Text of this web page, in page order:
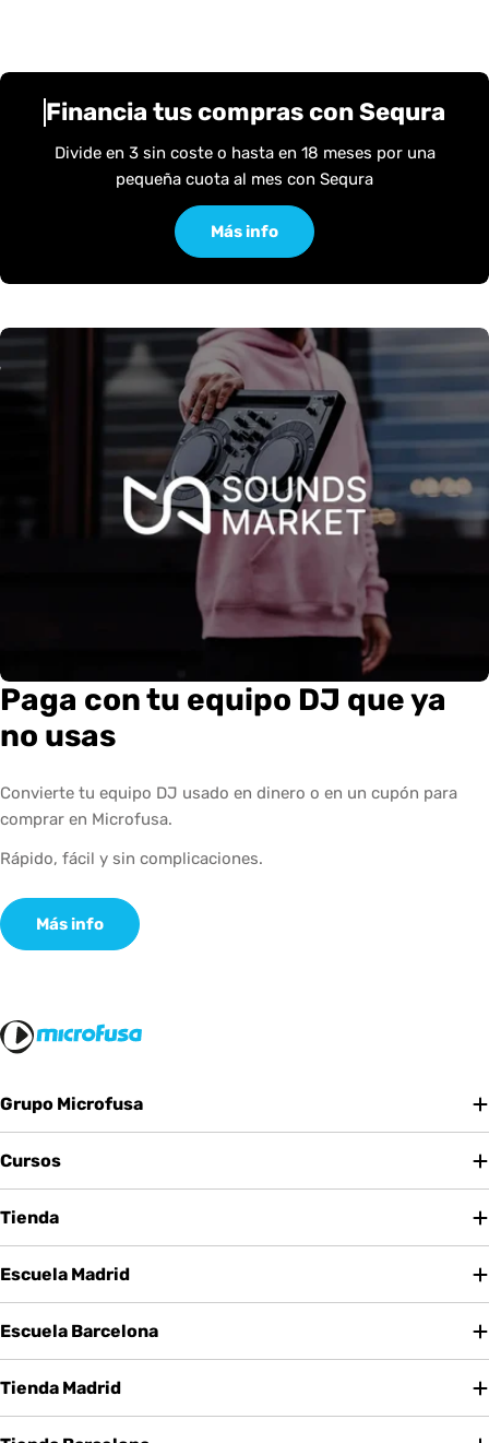
Financia tus compras con Sequra
Divide en 3 sin coste o hasta en 18 meses por una
pequeña cuota al mes con Sequra
Más info
Paga con tu equipo DJ que ya
no usas
Convierte tu equipo DJ usado en dinero o en un cupón para
comprar en Microfusa.
Rápido, fácil y sin complicaciones.
Más info
Grupo Microfusa
Cursos
Tienda
Escuela Madrid
Escuela Barcelona
Tienda Madrid